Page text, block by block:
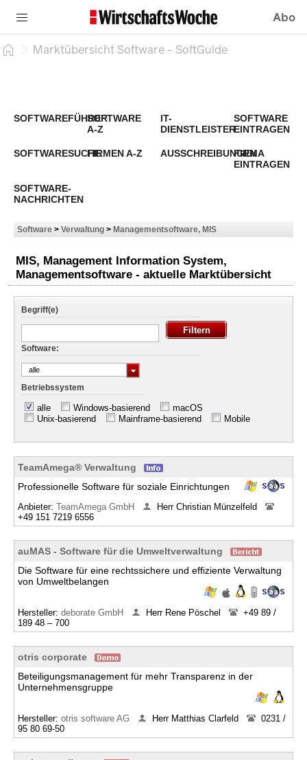
Abo
Marktübersicht Software - SoftGuide
SOFTWAREFÜHRERSOFTWARE
A-Z
IT-
DIENSTLEISTER
SOFTWARE
EINTRAGEN
SOFTWARESUCHEFIRMEN A-Z AUSSCHREIBUNGEN
FIRMA
EINTRAGEN
SOFTWARE-
NACHRICHTEN
Software > Verwaltung > Managementsoftware, MIS
MIS, Management Information System,
Managementsoftware - aktuelle Marktübersicht
Begriff(e)
Software:
alle
Betriebssystem
alle Windows-basierend
macOS
Unix-basierend
Mainframe-basierend Mobile
TeamAmega® Verwaltung
Professionelle Software für soziale Einrichtungen
Anbieter: TeamAmega GmbH
Herr Christian Münzelfeld
+49 151 7219 6556
auMAS - Software für die Umweltverwaltung
Die Software für eine rechtssichere und effiziente Verwaltung
von Umweltbelangen
Hersteller: deborate GmbH Herr Rene Pöschel
+49 89 /
189 48 – 700
otris corporate
Beteiligungsmanagement für mehr Transparenz in der
Unternehmensgruppe
Hersteller: otris software AG Herr Matthias Clarfeld
0231 /
95 80 69-50